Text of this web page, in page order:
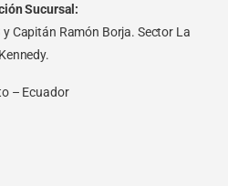
Sucursal:
Capitán Ramón Borja. Sector La
Kennedy.
– Ecuador